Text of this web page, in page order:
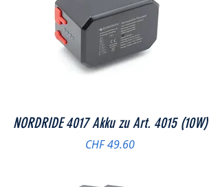
NORDRIDE 4017 Akku zu Art. 4015 (10W)
Preis
CHF 49.60